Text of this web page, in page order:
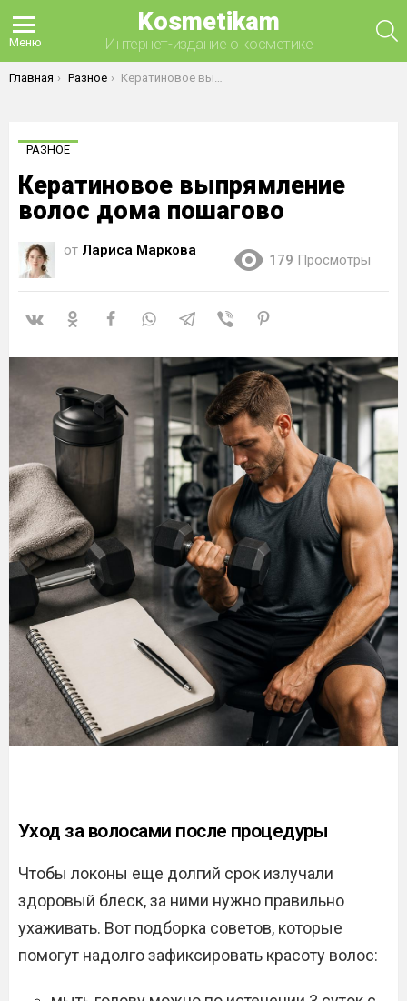
Меню
Kosmetikam
Интернет-издание о косметике
Вы здесь:
Главная Разное Кератиновое выпрямление волос дома пошагово
РАЗНОЕ
Кератиновое выпрямление
волос дома пошагово
от Лариса Маркова
179 Просмотры
Уход за волосами после процедуры
Чтобы локоны еще долгий срок излучали
здоровый блеск, за ними нужно правильно
ухаживать. Вот подборка советов, которые
помогут надолго зафиксировать красоту волос: